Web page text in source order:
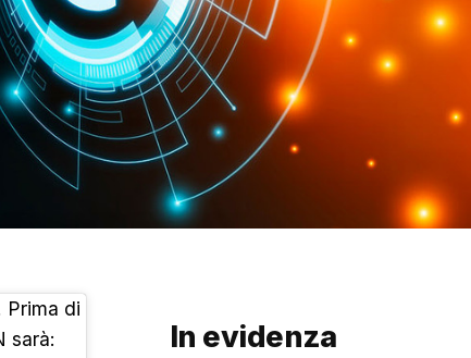
Prima di
sarà:
In evidenza